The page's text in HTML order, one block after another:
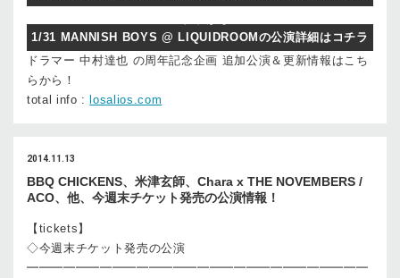
1/31 MANNISH BOYS @ LIQUIDROOMの公演詳細はコチラ
から
ドラマー 中村達也 の周年記念企画 追加公演＆更新情報はこち
らから！
total info :
losalios.com
2014.11.13
BBQ CHICKENS、米津玄師、Chara x THE NOVEMBERS /
ACO、他、今週末チケット発売の公演情報！
【tickets】
◇今週末チケット発売の公演
━━━━━━━━━━━━━━━━━━━━━━━━━━━━